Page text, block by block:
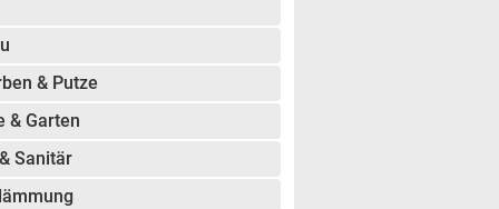
& Putze
& Garten
Sanitär